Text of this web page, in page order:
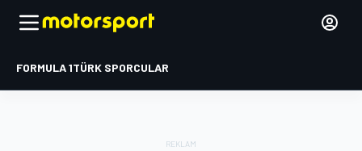
FORMULA 1TÜRK SPORCULAR